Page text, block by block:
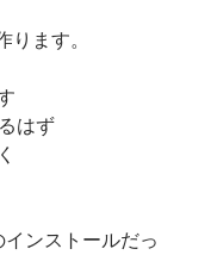
ます。
はず
ンストールだっ